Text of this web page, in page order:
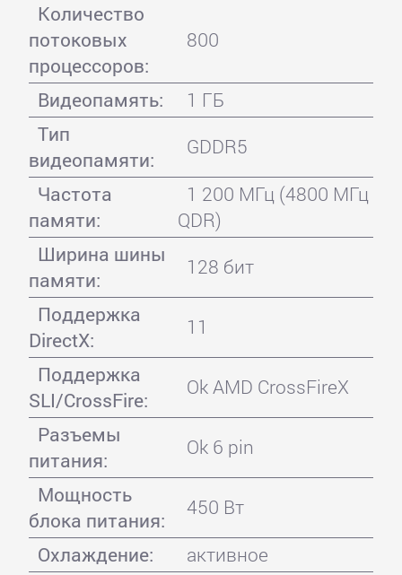
Количество
потоковых
процессоров:
800
Видеопамять:
1 ГБ
Тип
видеопамяти:
GDDR5
Частота
памяти:
1 200 МГц (4800 МГц
QDR)
Ширина шины
памяти:
128 бит
Поддержка
DirectX:
11
Поддержка
SLI/CrossFire:
Ok AMD CrossFireX
Разъемы
питания:
Ok 6 pin
Мощность
блока питания:
450 Вт
Охлаждение:
активное